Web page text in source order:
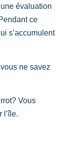
évaluation
ce
s’accumulent
ne savez
Vous
l’île.